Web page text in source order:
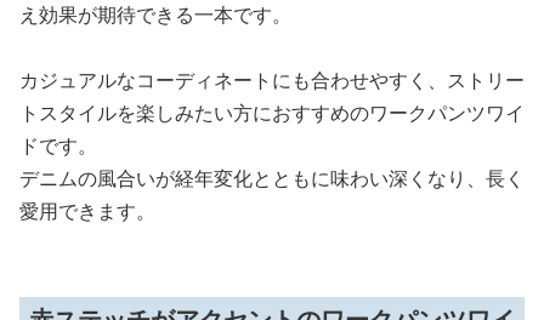
え効果が期待できる一本です。
カジュアルなコーディネートにも合わせやすく、ストリー
トスタイルを楽しみたい方におすすめのワークパンツワイ
ドです。
デニムの風合いが経年変化とともに味わい深くなり、長く
愛用できます。